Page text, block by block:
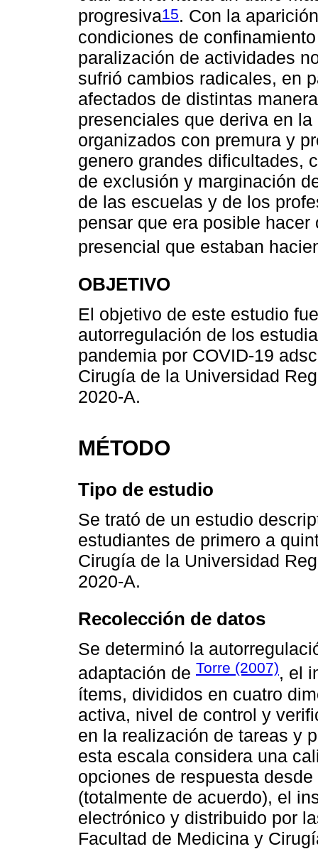
progresiva15. Con la
condiciones de
paralización de actividades
sufrió cambios radicales, en
afectados de distintas
presenciales que deriva en
organizados con premura y
genero grandes dificultades,
de exclusión y marginación
de las escuelas y de los
pensar que era posible
presencial que estaban
OBJETIVO
El objetivo de este estudio
autorregulación de los
pandemia por COVID-19
Cirugía de la Universidad
2020-A.
MÉTODO
Tipo de estudio
Se trató de un estudio
estudiantes de primero a
Cirugía de la Universidad
2020-A.
Recolección de datos
Se determinó la
adaptación de Torre (2007), el
ítems, divididos en cuatro
activa, nivel de control y
en la realización de tareas y
esta escala considera una
opciones de respuesta
(totalmente de acuerdo), el
electrónico y distribuido por
Facultad de Medicina y